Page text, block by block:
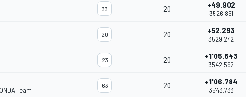
33 20 +49.902
35'26.851
20 20 +52.293
35'29.242
23 20 +1'05.643
35'42.592
Team
63 20 +1'06.784
35'43.733